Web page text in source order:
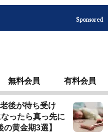
Sponsored
無料会員 有料会員
後が待ち受け
ったら真っ先に
黄金期3選】